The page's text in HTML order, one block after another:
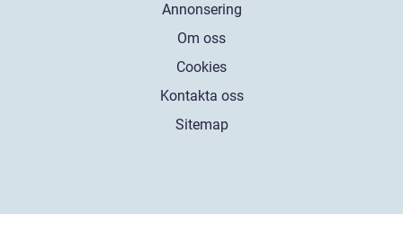
Annonsering
Om oss
Cookies
Kontakta oss
Sitemap